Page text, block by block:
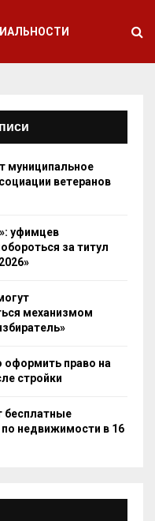
муниципальное
ветеранов
уфимцев
за титул
механизмом
оформить право на
стройки
бесплатные
по недвижимости в 16